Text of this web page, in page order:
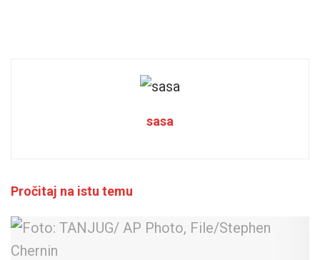
sasa
Pročitaj na istu temu